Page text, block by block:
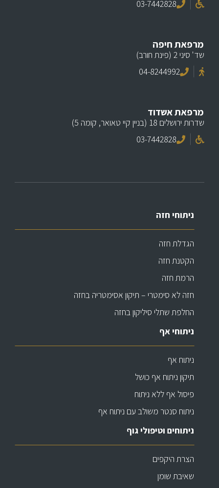
03-7442828
מרפאת חיפה
שד' סיני 2 (פינת חורב)
04-8244992
מרפאת אשדוד
שדרות ירושלים 18 (בניין קיי טאואר, קומה 5)
03-7442828
ניתוחי חזה
הגדלת חזה
הקטנת חזה
הרמת חזה
חזה לא סימטרי – תיקון אסימטריה בחזה
החלפת שתלי סיליקון בחזה
ניתוחי אף
ניתוח אף
תיקון ניתוח אף כושל
פיסול אף ללא ניתוח
ניתוח סנטר משולב עם ניתוח אף
ניתוחים וטיפולי גוף
הצרת היקפים
שאיבת שומן